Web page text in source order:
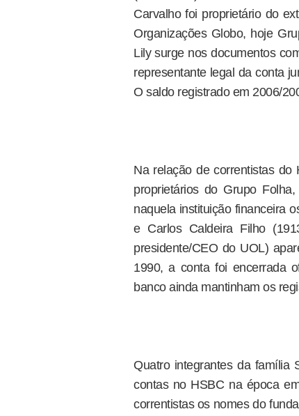
Carvalho foi proprietário do
Organizações Globo, hoje
Lily surge nos documentos
representante legal da conta
O saldo registrado em 2006/
Na relação de correntistas
proprietários do Grupo
naquela instituição financeira
e Carlos Caldeira Filho
presidente/CEO do UOL)
1990, a conta foi encerrada
banco ainda mantinham os
Quatro integrantes da família
contas no HSBC na época
correntistas os nomes do